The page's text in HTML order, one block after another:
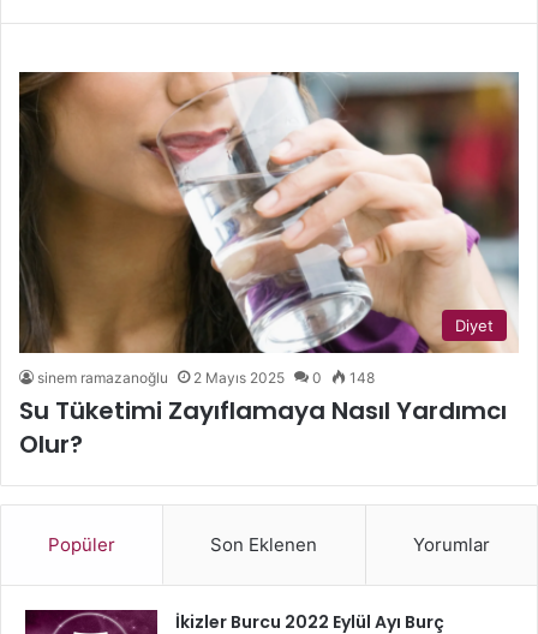
Diyet
sinem ramazanoğlu 2 Mayıs 2025 0 148
Su Tüketimi Zayıflamaya Nasıl Yardımcı
Olur?
Popüler Son Eklenen Yorumlar
İkizler Burcu 2022 Eylül Ayı Burç